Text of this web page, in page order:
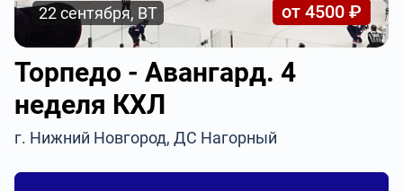
22 сентября, ВТ от 4500 ₽
Торпедо - Авангард. 4
неделя КХЛ
г. Нижний Новгород, ДС Нагорный